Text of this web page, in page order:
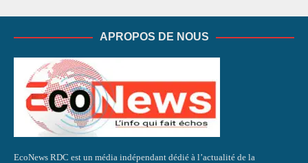
APROPOS DE NOUS
EcoNews RDC est un média indépendant dédié à l’actualité de la